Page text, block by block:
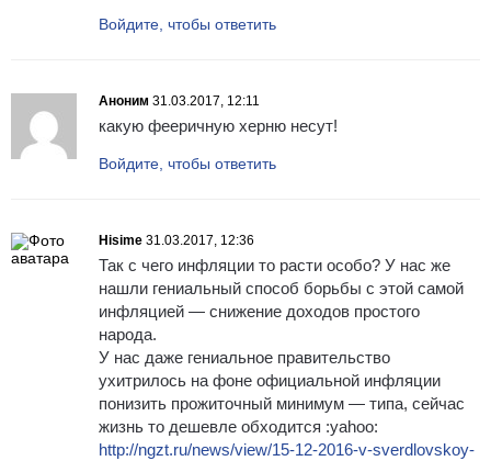
Войдите, чтобы ответить
Аноним 31.03.2017, 12:11
какую фееричную херню несут!
Войдите, чтобы ответить
Hisime 31.03.2017, 12:36
Так с чего инфляции то расти особо? У нас же
нашли гениальный способ борьбы с этой самой
инфляцией — снижение доходов простого
народа.
У нас даже гениальное правительство
ухитрилось на фоне официальной инфляции
понизить прожиточный минимум — типа, сейчас
жизнь то дешевле обходится :yahoo:
http://ngzt.ru/news/view/15-12-2016-v-sverdlovskoy-